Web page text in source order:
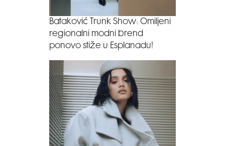
Bataković Trunk Show: Omiljeni
regionalni modni brend
ponovo stiže u Esplanadu!